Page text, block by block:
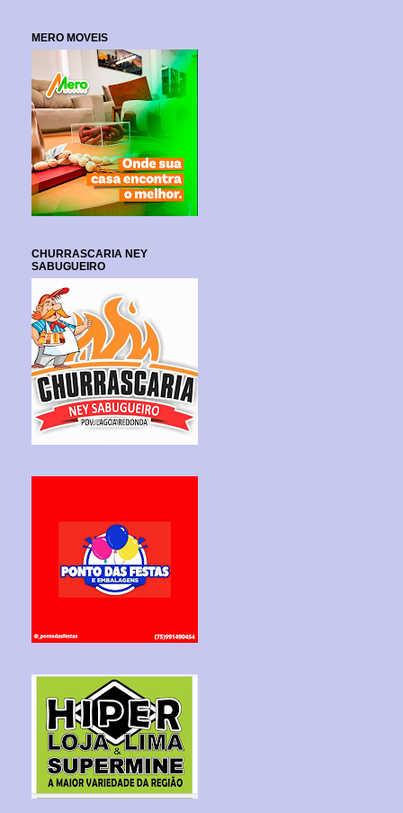
MERO MOVEIS
CHURRASCARIA NEY
SABUGUEIRO